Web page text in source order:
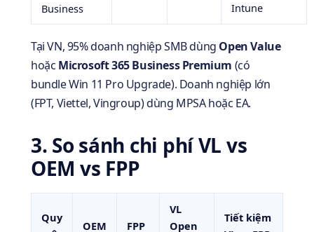
Business
Intune
Tại VN, 95% doanh nghiệp SMB dùng Open Value
hoặc Microsoft 365 Business Premium (có
bundle Win 11 Pro Upgrade). Doanh nghiệp lớn
(FPT, Viettel, Vingroup) dùng MPSA hoặc EA.
3. So sánh chi phí VL vs
OEM vs FPP
Quy
OEM FPP
VL
Open
Tiết kiệm